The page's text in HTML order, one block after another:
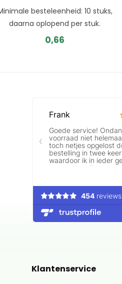
besteleenheid: 10 stuks,
daarna oplopend per stuk.
0,66
Klantenservice